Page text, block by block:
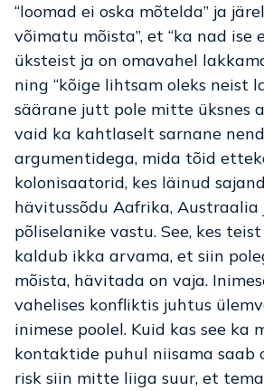
“loomad ei oska mõtelda” ja
võimatu mõista”, et “ka nad ise
üksteist ja on omavahel
ning “kõige lihtsam oleks neist
säärane jutt pole mitte üksnes
vaid ka kahtlaselt sarnane
argumentidega, mida tõid
kolonisaatorid, kes läinud
hävitussõdu Aafrika, Austraalia
põliselanike vastu. See, kes
kaldub ikka arvama, et siin
mõista, hävitada on vaja.
vahelises konfliktis juhtus
inimese poolel. Kuid kas see ka
kontaktide puhul niisama saab
risk siin mitte liiga suur, et